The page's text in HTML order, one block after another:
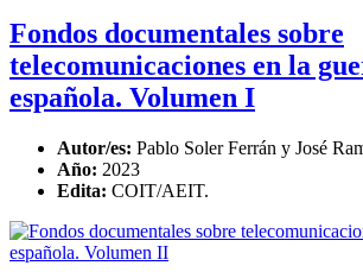
Fondos documentales sobre
telecomunicaciones en la
española. Volumen I
Autor/es: Pablo Soler Ferrán y José
Año: 2023
Edita: COIT/AEIT.